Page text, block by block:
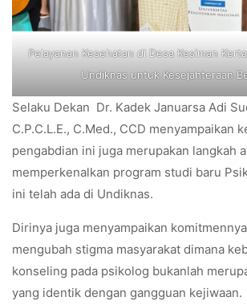
Pelayanan Kesehatan di Desa Kesiman
Undiknas untuk Kesejahteraan
Selaku Dekan Dr. Kadek Januarsa Adi
C.P.C.L.E., C.Med., CCD menyampaikan
pengabdian ini juga merupakan langkah
memperkenalkan program studi baru
ini telah ada di Undiknas.
Dirinya juga menyampaikan
mengubah stigma masyarakat dimana
konseling pada psikolog bukanlah
yang identik dengan gangguan kejiwaan.